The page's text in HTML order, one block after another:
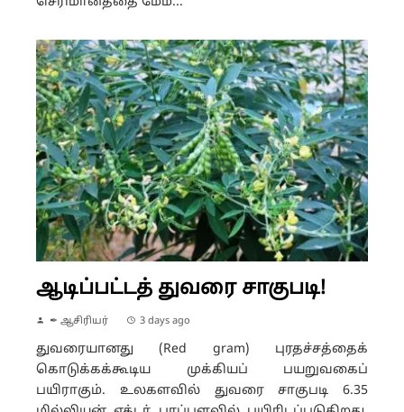
ஆடிப்பட்டத் துவரை சாகுபடி!
✒ ஆசிரியர் 3 days ago
துவரையானது (Red gram) புரதச்சத்தைக்
கொடுக்கக்கூடிய முக்கியப் பயறுவகைப்
பயிராகும். உலகளவில் துவரை சாகுபடி 6.35